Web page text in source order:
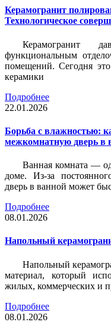
Керамогранит
Технологическое
Керамогранит
функциональным
помещений. Сегодня
керамики
Подробнее
22.01.2026
Борьба с влажностью:
межкомнатную дверь в
Ванная комната —
доме. Из-за
дверь в ванной может
Подробнее
08.01.2026
Напольный
Напольный
материал, который
жилых, коммерческих и
Подробнее
08.01.2026